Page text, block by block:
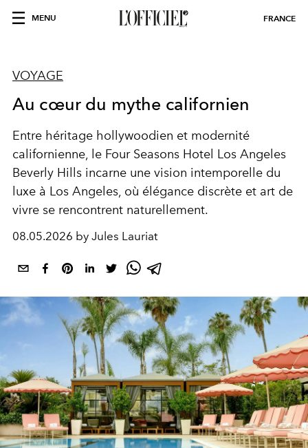
MENU FRANCE
VOYAGE
Au cœur du mythe californien
Entre héritage hollywoodien et modernité
californienne, le Four Seasons Hotel Los Angeles
Beverly Hills incarne une vision intemporelle du
luxe à Los Angeles, où élégance discrète et art de
vivre se rencontrent naturellement.
08.05.2026 by Jules Lauriat